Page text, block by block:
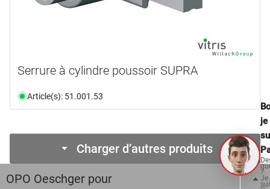
Serrure à cylindre poussoir SUPRA
Article(s): 51.001.53
Charger d’autres produits
OPO Oeschger pour
je
?
Je